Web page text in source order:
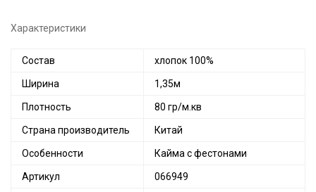
Характеристики
Состав хлопок 100%
Ширина 1,35м
Плотность 80 гр/м.кв
Страна производитель Китай
Особенности Кайма с фестонами
Артикул 066949